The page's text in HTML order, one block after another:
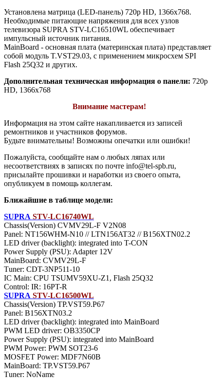
Установлена матрица (LED-панель) 720p HD, 1366x768.
Необходимые питающие напряжения для всех узлов
телевизора SUPRA STV-LC16510WL обеспечивает
импульсный источник питания.
MainBoard - основная плата (материнская плата) представляет
собой модуль T.VST29.03, с применением микросхем SPI
Flash 25Q32 и других.
Дополнительная техническая информация о панели: 720p
HD, 1366x768
Внимание мастерам!
Информация на этом сайте накапливается из записей
ремонтников и участников форумов.
Будьте внимательны! Возможны опечатки или ошибки!
Пожалуйста, сообщайте нам о любых ляпах или
несоответствиях в записях по почте info@tel-spb.ru,
присылайте прошивки и наработки из своего опыта,
опубликуем в помощь коллегам.
Ближайшие в таблице модели:
SUPRA STV-LC16740WL
Chassis(Version) CVMV29L-F V2N08
Panel: NT156WHM-N10 // LTN156AT32 // B156XTN02.2
LED driver (backlight): integrated into T-CON
Power Supply (PSU): Adapter 12V
MainBoard: CVMV29L-F
Тuner: CDT-3NP511-10
IC Main: CPU TSUMV59XU-Z1, Flash 25Q32
Control: IR: 16PT-R
SUPRA STV-LC16500WL
Chassis(Version) TP.VST59.P67
Panel: B156XTN03.2
LED driver (backlight): integrated into MainBoard
PWM LED driver: OB3350CP
Power Supply (PSU): integrated into MainBoard
PWM Power: PWM SOT23-6
MOSFET Power: MDF7N60B
MainBoard: TP.VST59.P67
Тuner: NoName